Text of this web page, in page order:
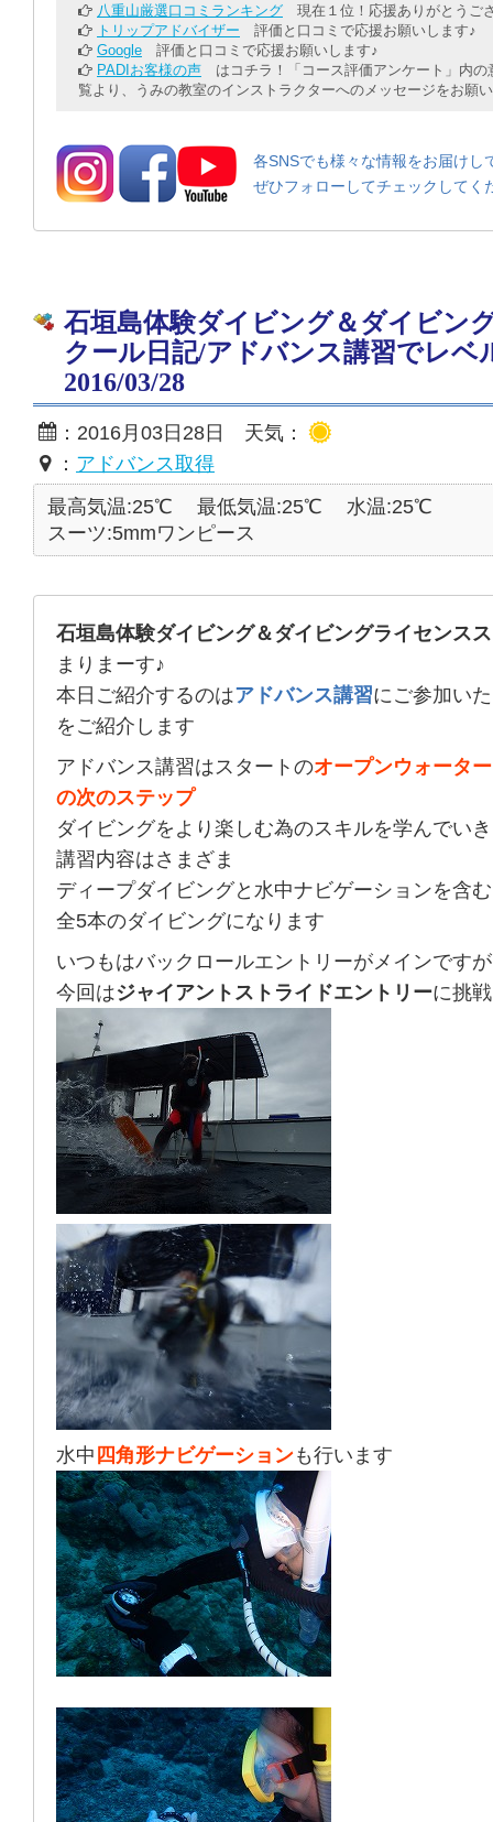
八重山厳選口コミランキング 現在１位！応援ありがとうご
トリップアドバイザー 評価と口コミで応援お願いします♪
Google 評価と口コミで応援お願いします♪
PADIお客様の声 はコチラ！「コース評価アンケート」内の
覧より、うみの教室のインストラクターへのメッセージをお願
各SNSでも様々な情報をお届けし
ぜひフォローしてチェックしてく
石垣島体験ダイビング＆ダイビン
クール日記/アドバンス講習でレベ
2016/03/28
：2016月03日28日 天気：
： アドバンス取得
最高気温:25℃
最低気温:25℃
水温:25℃
スーツ:5mmワンピース
石垣島体験ダイビング＆ダイビングライセンス
まりまーす♪
本日ご紹介するのはアドバンス講習にご参加い
をご紹介します
アドバンス講習はスタートのオープンウォータ
の次のステップ
ダイビングをより楽しむ為のスキルを学んでい
講習内容はさまざま
ディープダイビングと水中ナビゲーションを含む
全5本のダイビングになります
いつもはバックロールエントリーがメインですが
今回はジャイアントストライドエントリーに挑
水中 四角形ナビゲーションも行います